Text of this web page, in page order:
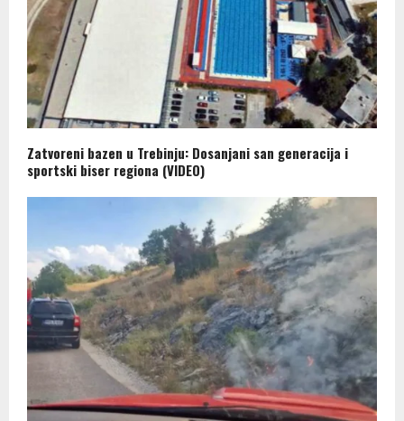
Zatvoreni bazen u Trebinju: Dosanjani san generacija i
sportski biser regiona (VIDEO)